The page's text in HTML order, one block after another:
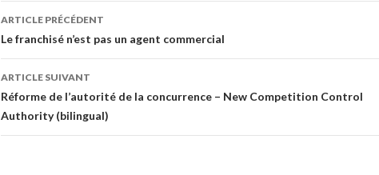
Navigation
des
articles
ARTICLE PRÉCÉDENT
Le franchisé n’est pas un agent commercial
ARTICLE SUIVANT
Réforme de l’autorité de la concurrence – New Competition Control
Authority (bilingual)